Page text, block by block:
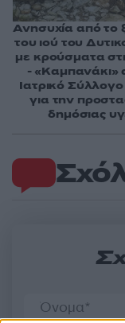
Ανησυχία από το
του ιού του
με κρούσματα
- «Καμπανάκι»
Ιατρικό
για την
δημόσιας